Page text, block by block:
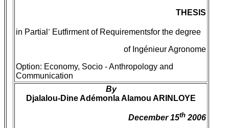
THESIS
in Partial - Eutfirment of Requirementsfor the degree
of Ingénieur Agronome
Option: Economy, Socio - Anthropology and
Communication
By
Djalalou-Dine Adémonla Alamou ARINLOYE
December 15th 2006